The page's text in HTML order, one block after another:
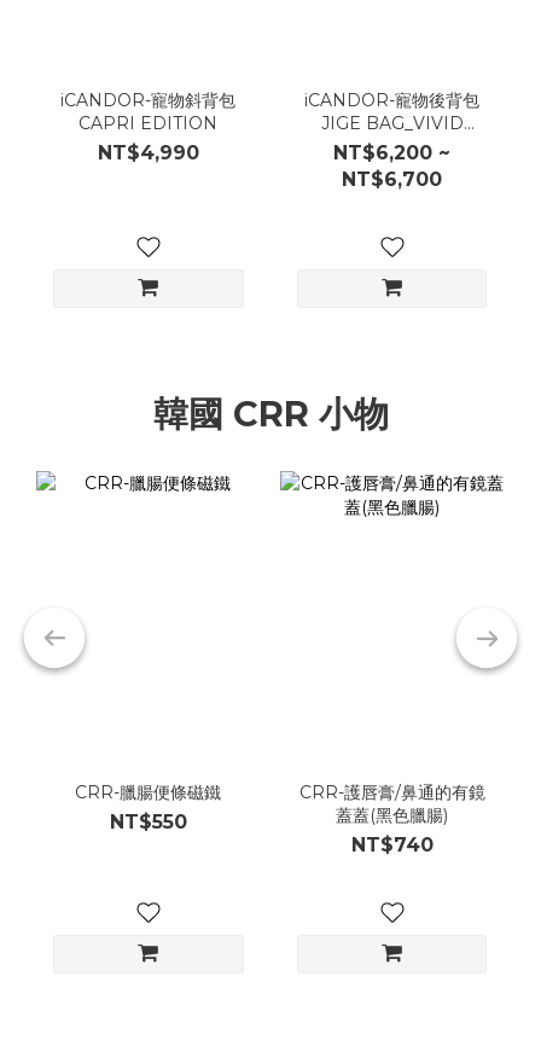
iCANDOR-寵物斜背包
CAPRI EDITION
NT$4,990
iCANDOR-寵物後背包
JIGE BAG_VIVID
KHAKI
NT$6,200 ~
NT$6,700
韓國 CRR 小物
CRR-臘腸便條磁鐵
NT$550
CRR-護唇膏/鼻通的有鏡
蓋蓋(黑色臘腸)
NT$740